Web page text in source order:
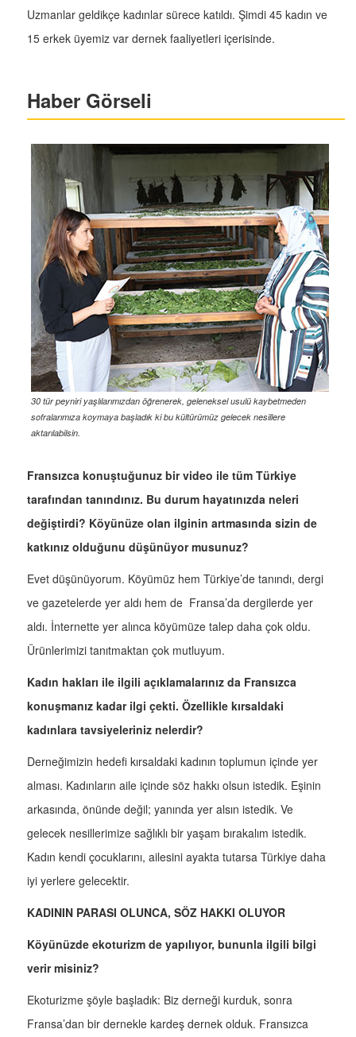
Uzmanlar geldikçe kadınlar sürece katıldı. Şimdi 45 kadın ve
15 erkek üyemiz var dernek faaliyetleri içerisinde.
Haber Görseli
30 tür peyniri yaşlılarımızdan öğrenerek, geleneksel usulü kaybetmeden
sofralarımıza koymaya başladık ki bu kültürümüz gelecek nesillere
aktarılabilsin.
Fransızca konuştuğunuz bir video ile tüm Türkiye
tarafından tanındınız. Bu durum hayatınızda neleri
değiştirdi? Köyünüze olan ilginin artmasında sizin de
katkınız olduğunu düşünüyor musunuz?
Evet düşünüyorum. Köyümüz hem Türkiye’de tanındı, dergi
ve gazetelerde yer aldı hem de Fransa’da dergilerde yer
aldı. İnternette yer alınca köyümüze talep daha çok oldu.
Ürünlerimizi tanıtmaktan çok mutluyum.
Kadın hakları ile ilgili açıklamalarınız da Fransızca
konuşmanız kadar ilgi çekti. Özellikle kırsaldaki
kadınlara tavsiyeleriniz nelerdir?
Derneğimizin hedefi kırsaldaki kadının toplumun içinde yer
alması. Kadınların aile içinde söz hakkı olsun istedik. Eşinin
arkasında, önünde değil; yanında yer alsın istedik. Ve
gelecek nesillerimize sağlıklı bir yaşam bırakalım istedik.
Kadın kendi çocuklarını, ailesini ayakta tutarsa Türkiye daha
iyi yerlere gelecektir.
KADININ PARASI OLUNCA, SÖZ HAKKI OLUYOR
Köyünüzde ekoturizm de yapılıyor, bununla ilgili bilgi
verir misiniz?
Ekoturizme şöyle başladık: Biz derneği kurduk, sonra
Fransa’dan bir dernekle kardeş dernek olduk. Fransızca